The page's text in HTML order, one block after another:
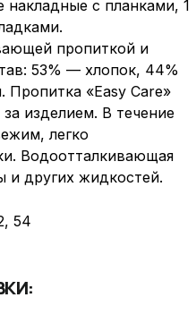
с планками, 1
пропиткой и
53% — хлопок, 44%
«Easy Care»
изделием. В течение
легко
Водоотталкивающая
и других жидкостей.
54